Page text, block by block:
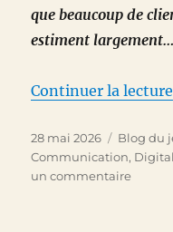
que beaucoup de
estiment largement…
Continuer la lecture
Publié
le
28 mai 2026 Blog du
Communication,
un commentairesur